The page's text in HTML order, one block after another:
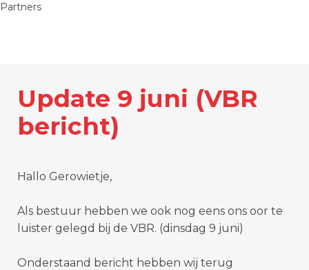
Partners
Update 9 juni (VBR
bericht)
Hallo Gerowietje,
Als bestuur hebben we ook nog eens ons oor te
luister gelegd bij de VBR. (dinsdag 9 juni)
Onderstaand bericht hebben wij terug